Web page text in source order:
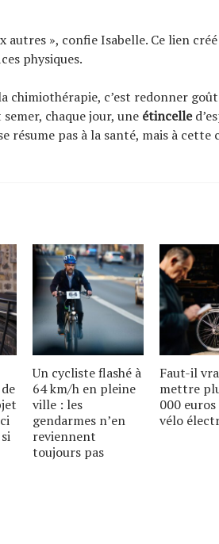
autres », confie Isabelle. Ce lien
physiques.
c’est redonner
chaque jour, une étincelle
résume pas à la santé, mais à cette
Un cycliste flashé à
64 km/h en pleine
ville : les
gendarmes nʼen
reviennent
toujours pas
Faut-il
mettre
000
vélo